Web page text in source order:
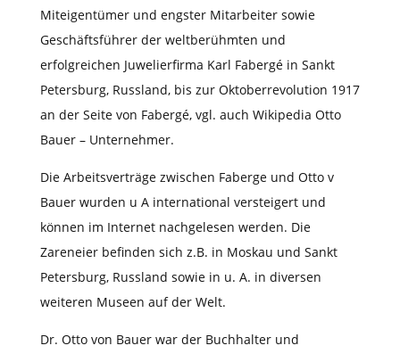
Miteigentümer und engster Mitarbeiter sowie
Geschäftsführer der weltberühmten und
erfolgreichen Juwelierfirma Karl Fabergé in Sankt
Petersburg, Russland, bis zur Oktoberrevolution 1917
an der Seite von Fabergé, vgl. auch Wikipedia Otto
Bauer – Unternehmer.
Die Arbeitsverträge zwischen Faberge und Otto v
Bauer wurden u A international versteigert und
können im Internet nachgelesen werden. Die
Zareneier befinden sich z.B. in Moskau und Sankt
Petersburg, Russland sowie in u. A. in diversen
weiteren Museen auf der Welt.
Dr. Otto von Bauer war der Buchhalter und